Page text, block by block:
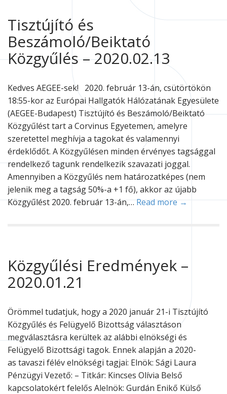
Tisztújító és
Beszámoló/Beiktató
Közgyűlés – 2020.02.13
Kedves AEGEE-sek! 2020. február 13-án, csütörtökön
18:55-kor az Európai Hallgatók Hálózatának Egyesülete
(AEGEE-Budapest) Tisztújító és Beszámoló/Beiktató
Közgyűlést tart a Corvinus Egyetemen, amelyre
szeretettel meghívja a tagokat és valamennyi
érdeklődőt. A Közgyűlésen minden érvényes tagsággal
rendelkező tagunk rendelkezik szavazati joggal.
Amennyiben a Közgyűlés nem határozatképes (nem
jelenik meg a tagság 50%-a +1 fő), akkor az újabb
Közgyűlést 2020. február 13-án,… Read more →
Közgyűlési Eredmények –
2020.01.21
Örömmel tudatjuk, hogy a 2020 január 21-i Tisztújító
Közgyűlés és Felügyelő Bizottság választáson
megválasztásra kerültek az alábbi elnökségi és
Felügyelő Bizottsági tagok. Ennek alapján a 2020-
as tavaszi félév elnökségi tagjai: Elnök: Sági Laura
Pénzügyi Vezető: – Titkár: Kincses Olívia Belső
kapcsolatokért felelős Alelnök: Gurdán Enikő Külső